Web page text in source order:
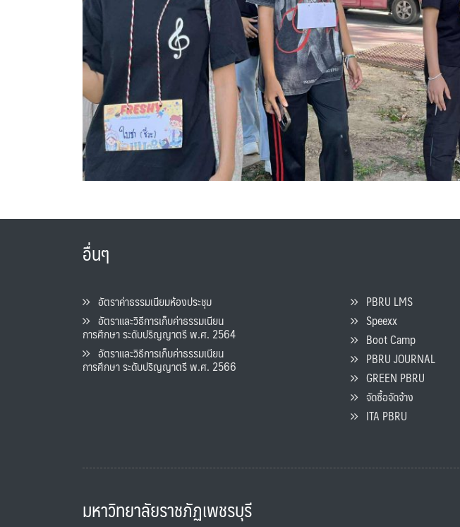
อื่นๆ
อัตราค่าธรรมเนียมห้องประชุม
อัตราและวิธีการเก็บค่าธรรมเนียน
การศึกษา ระดับปริญญาตรี พ.ศ. 2564
อัตราและวิธีการเก็บค่าธรรมเนียน
การศึกษา ระดับปริญญาตรี พ.ศ. 2566
PBRU LMS
Speexx
Boot Camp
PBRU JOURNAL
GREEN PBRU
จัดซื้อจัดจ้าง
ITA PBRU
มหาวิทยาลัยราชภัฏเพชรบุรี